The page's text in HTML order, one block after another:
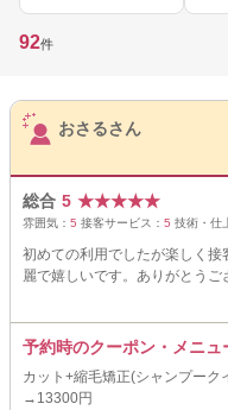
92件
サロンPick Up
おさるさん
総合 5 ★★★★★
雰囲気： 5 接客サービス： 5 技術・仕
初めての利用でしたが楽しく
麗で嬉しいです。ありがとうご
予約時のクーポン・メニュ
カット+縮毛矯正(シャンプー
→13300円